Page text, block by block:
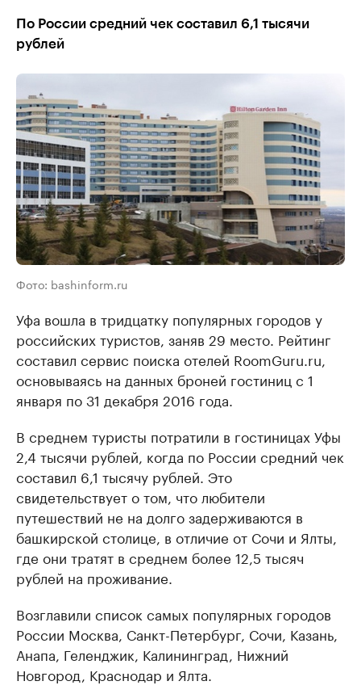
По России средний чек составил 6,1 тысячи
рублей
Фото: bashinform.ru
Уфа вошла в тридцатку популярных городов у
российских туристов, заняв 29 место. Рейтинг
составил сервис поиска отелей RoomGuru.ru,
основываясь на данных броней гостиниц с 1
января по 31 декабря 2016 года.
В среднем туристы потратили в гостиницах Уфы
2,4 тысячи рублей, когда по России средний чек
составил 6,1 тысячу рублей. Это
свидетельствует о том, что любители
путешествий не на долго задерживаются в
башкирской столице, в отличие от Сочи и Ялты,
где они тратят в среднем более 12,5 тысяч
рублей на проживание.
Возглавили список самых популярных городов
России Москва, Санкт-Петербург, Сочи, Казань,
Анапа, Геленджик, Калининград, Нижний
Новгород, Краснодар и Ялта.